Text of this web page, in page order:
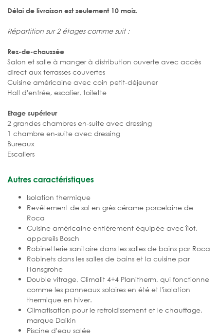
Délai de livraison est seulement 10 mois.
Répartition sur 2 étages comme suit :
Rez-de-chaussée
Salon et salle à manger à distribution ouverte avec accès
direct aux terrasses couvertes
Cuisine américaine avec coin petit-déjeuner
Hall d'entrée, escalier, toilette
Etage supérieur
2 grandes chambres en-suite avec dressing
1 chambre en-suite avec dressing
Bureaux
Escaliers
Autres caractéristiques
Isolation thermique
Revêtement de sol en grès cérame porcelaine de
Roca
Cuisine américaine entièrement équipée avec îlot,
appareils Bosch
Robinetterie sanitaire dans les salles de bains par Roca
Robinets dans les salles de bains et la cuisine par
Hansgrohe
Double vitrage, Climalit 4+4 Planitherm, qui fonctionne
comme les panneaux solaires en été et l'isolation
thermique en hiver.
Climatisation pour le refroidissement et le chauffage,
marque Daikin
Piscine d'eau salée